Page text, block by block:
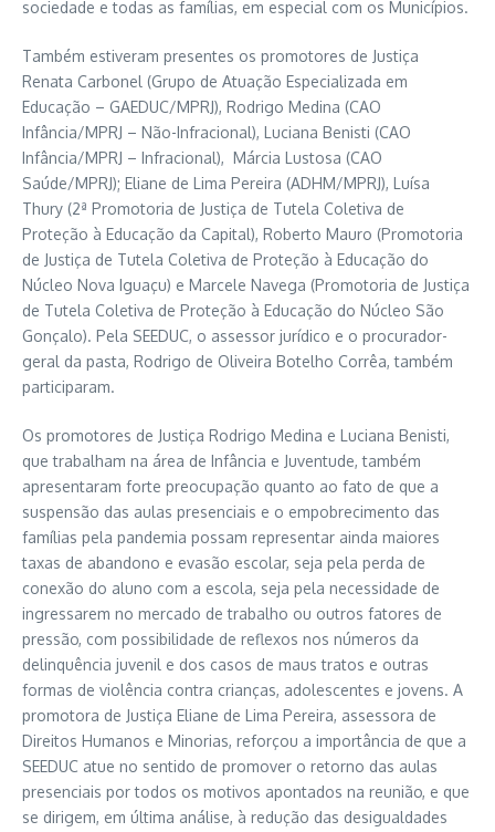
sociedade e todas as famílias, em especial com os Municípios.
Também estiveram presentes os promotores de Justiça
Renata Carbonel (Grupo de Atuação Especializada em
Educação – GAEDUC/MPRJ), Rodrigo Medina (CAO
Infância/MPRJ – Não-Infracional), Luciana Benisti (CAO
Infância/MPRJ – Infracional), Márcia Lustosa (CAO
Saúde/MPRJ); Eliane de Lima Pereira (ADHM/MPRJ), Luísa
Thury (2ª Promotoria de Justiça de Tutela Coletiva de
Proteção à Educação da Capital), Roberto Mauro (Promotoria
de Justiça de Tutela Coletiva de Proteção à Educação do
Núcleo Nova Iguaçu) e Marcele Navega (Promotoria de Justiça
de Tutela Coletiva de Proteção à Educação do Núcleo São
Gonçalo). Pela SEEDUC, o assessor jurídico e o procurador-
geral da pasta, Rodrigo de Oliveira Botelho Corrêa, também
participaram.
Os promotores de Justiça Rodrigo Medina e Luciana Benisti,
que trabalham na área de Infância e Juventude, também
apresentaram forte preocupação quanto ao fato de que a
suspensão das aulas presenciais e o empobrecimento das
famílias pela pandemia possam representar ainda maiores
taxas de abandono e evasão escolar, seja pela perda de
conexão do aluno com a escola, seja pela necessidade de
ingressarem no mercado de trabalho ou outros fatores de
pressão, com possibilidade de reflexos nos números da
delinquência juvenil e dos casos de maus tratos e outras
formas de violência contra crianças, adolescentes e jovens. A
promotora de Justiça Eliane de Lima Pereira, assessora de
Direitos Humanos e Minorias, reforçou a importância de que a
SEEDUC atue no sentido de promover o retorno das aulas
presenciais por todos os motivos apontados na reunião, e que
se dirigem, em última análise, à redução das desigualdades